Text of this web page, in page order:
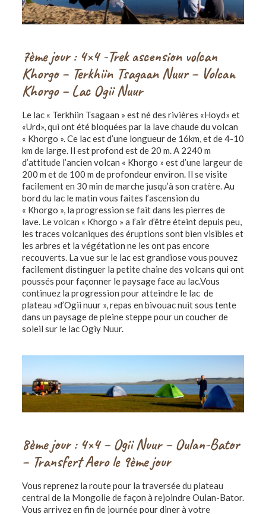
7ème jour : 4×4 -Trek ascension volcan
Khorgo – Terkhiin Tsagaan Nuur – Volcan
Khorgo – Lac Ogii Nuur
Le lac « Terkhiin Tsagaan » est né des rivières «Hoyd» et
«Urd», qui ont été bloquées par la lave chaude du volcan
« Khorgo ». Ce lac est d’une longueur de 16km, et de 4-10
km de large. Il est profond est de 20 m. A 2240 m
d’attitude l’ancien volcan « Khorgo » est d’une largeur de
200 m et de 100 m de profondeur environ. Il se visite
facilement en 30 min de marche jusqu’à son cratère. Au
bord du lac le matin vous faites l’ascension du
« Khorgo », la progression se fait dans les pierres de
lave. Le volcan « Khorgo » a l’air d’être éteint depuis peu,
les traces volcaniques des éruptions sont bien visibles et
les arbres et la végétation ne les ont pas encore
recouverts. La vue sur le lac est grandiose vous pouvez
facilement distinguer la petite chaine des volcans qui ont
poussés pour façonner le paysage face au lac.Vous
continuez la progression pour atteindre le lac de
plateau »d’Ogii nuur », repas en bivouac nuit sous tente
dans un paysage de pleine steppe pour un coucher de
soleil sur le lac Ogiy Nuur.
8ème jour : 4×4 – Ogii Nuur – Oulan-Bator
– Transfert Aero le 9ème jour
Vous reprenez la route pour la traversée du plateau
central de la Mongolie de façon à rejoindre Oulan-Bator.
Vous arrivez en fin de journée pour diner à votre